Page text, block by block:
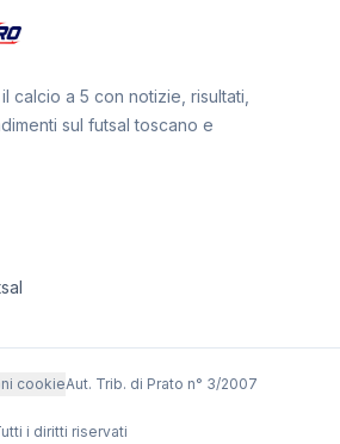
calcio a 5 con notizie, risultati,
sul futsal toscano e
cookieAut. Trib. di Prato n° 3/2007
i diritti riservati